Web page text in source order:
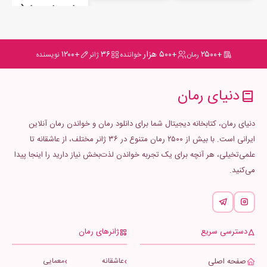
+۲۵۰۰ رمان +۵۰۰ هزار خواننده ۳۶ژانر +۱۲۰۰ نویسنده
دنیای رمان
دنیای رمان، کتابخانه دیجیتال شما برای دانلود رمان و خواندن رمان آنلاین
ایرانی است. با بیش از ۲۵۰۰ رمان متنوع در ۳۶ ژانر مختلف، از عاشقانه تا
علمی‌تخیلی، هر آنچه برای یک تجربه خواندن لذت‌بخش نیاز دارید را اینجا پیدا
می‌کنید.
دسترسی سریع
صفحه اصلی
ژانرهای رمان
عاشقانه معمایی